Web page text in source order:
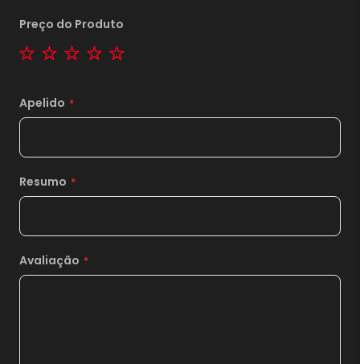
Preço do Produto
1 star2 stars3 stars4 stars
Apelido
Resumo
Avaliação